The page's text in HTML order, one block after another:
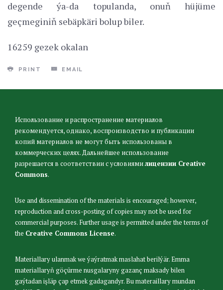
degende ýa-da topulanda, onuň hüjüme
geçmeginiň sebäpkäri bolup biler.
16259 gezek okalan
PRINT EMAIL
Использование и распространение материалов
рекомендуется, однако, воспроизводство и публикации
копий материалов не могут быть использованы в
коммерческих целях. Дальнейшее использование
разрешается в соответствии с условиямилицензии Creative
Commons.
Use and dissemination of the materials is encouraged; however,
reproduction and cross-posting of copies may not be used for
commercial purposes. Further usage is permitted under the terms of
the Creative Commons License.
Materiallary ulanmak we ýaýratmak maslahat berilýär. Emma
materiallaryň göçürme nusgalaryny gazanç maksady bilen
gaýtadan işläp çap etmek gadagandyr. Bu materaillary mundan